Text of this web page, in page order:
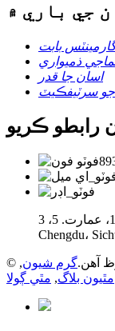
جي باري ۾
بابت
ذميواري
اسان جا قدر
سرٽيفڪيٽ
رابطو ڪريو
ڪمرو 2701-2709، يونٽ 1، عمارت. 5، 3g پلازا، Banzhuyuan،
گرم شيون,
مٿيون بلاگ, مٿي ڳولا